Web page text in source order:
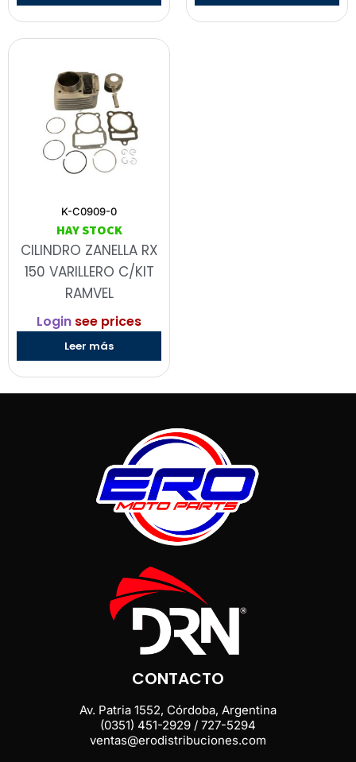
K-C0909-0
HAY STOCK
CILINDRO ZANELLA RX
150 VARILLERO C/KIT
RAMVEL
Login see prices
Leer más
CONTACTO
Av. Patria 1552, Córdoba, Argentina
(0351) 451-2929 / 727-5294
ventas@erodistribuciones.com